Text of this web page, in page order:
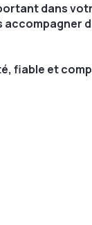
dans
accompagner
fiable et